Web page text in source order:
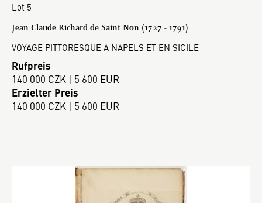
Lot 5
Jean Claude Richard de Saint Non (1727 - 1791)
VOYAGE PITTORESQUE A NAPELS ET EN SICILE
Rufpreis
140 000 CZK | 5 600 EUR
Erzielter Preis
140 000 CZK | 5 600 EUR